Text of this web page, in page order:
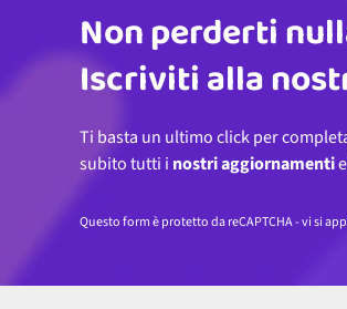
Indirizzo email
Non perderti
Iscriviti alla
Ti basta un ultimo click per
subito tutti i nostri aggiornamenti
Questo form è protetto da reCAPTCHA - vi si